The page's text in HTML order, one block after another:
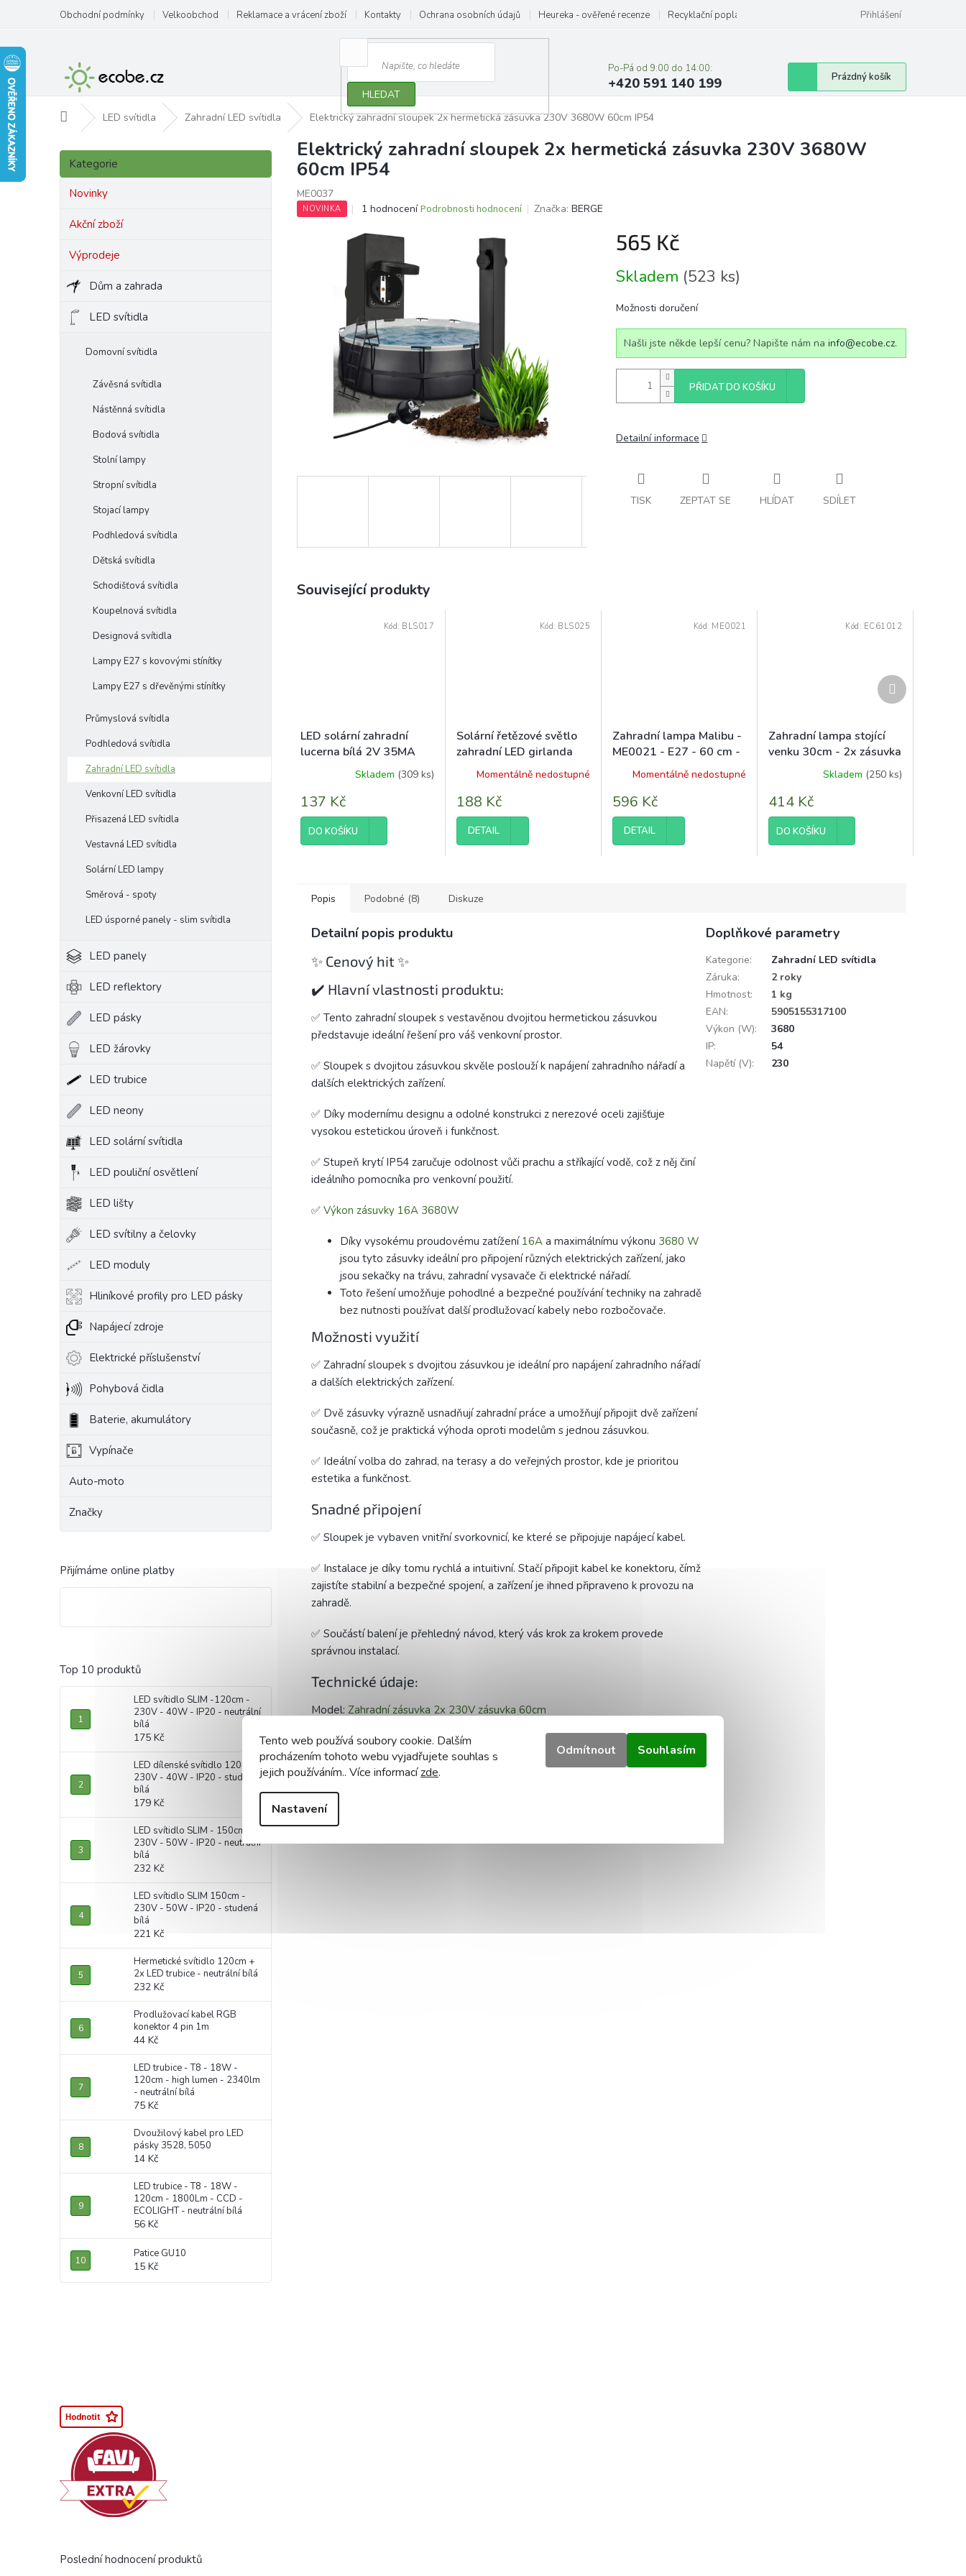
Tento web používá soubory cookie. Dalším
procházením tohoto webu vyjadřujete souhlas s
jejich používáním.. Více informacízde.
Nastavení
Odmítnout Souhlasím
obsah
Obchodní podmínky Velkoobchod Reklamace a vrácení zboží Kontakty Ochrana osobních údajů Heureka - ověřené recenze Recyklační poplatky Přihlášení
HLEDAT
Po-Pá od 9:00 do 14:00:
+420 591 140 199
Nákupní
košík
Prázdný košík
Domů LED svítidla Zahradní LED svítidla Elektrický zahradní sloupek 2x hermetická zásuvka 230V 3680W 60cm IP54
P
s
p
Přeskočit
kategorie
Kategorie
Novinky
Akční zboží
Výprodeje
Dům a zahrada
LED svítidla
Domovní svítidla
Závěsná svítidla
Nástěnná svítidla
Bodová svítidla
Stolní lampy
Stropní svítidla
Stojací lampy
Podhledová svítidla
Dětská svítidla
Schodišťová svítidla
Koupelnová svítidla
Designová svítidla
Lampy E27 s kovovými stínítky
Lampy E27 s dřevěnými stínítky
Průmyslová svítidla
Podhledová svítidla
Zahradní LED svítidla
Venkovní LED svítidla
Přisazená LED svítidla
Vestavná LED svítidla
Solární LED lampy
Směrová - spoty
LED úsporné panely - slim svítidla
LED panely
LED reflektory
LED pásky
LED žárovky
LED trubice
LED neony
LED solární svítidla
LED pouliční osvětlení
LED lišty
LED svítilny a čelovky
LED moduly
Hliníkové profily pro LED pásky
Napájecí zdroje
Elektrické příslušenství
Pohybová čidla
Baterie, akumulátory
Vypínače
Auto-moto
Značky
Přijímáme online platby
Top 10 produktů
LED svítidlo SLIM -120cm -
230V - 40W - IP20 - neutrální
bílá
175 Kč
LED dílenské svítidlo 120cm -
230V - 40W - IP20 - studená
bílá
179 Kč
LED svítidlo SLIM - 150cm -
230V - 50W - IP20 - neutrální
bílá
232 Kč
LED svítidlo SLIM 150cm -
230V - 50W - IP20 - studená
bílá
221 Kč
Hermetické svítidlo 120cm +
2x LED trubice - neutrální bílá
232 Kč
Prodlužovací kabel RGB
konektor 4 pin 1m
44 Kč
LED trubice - T8 - 18W -
120cm - high lumen - 2340lm
- neutrální bílá
75 Kč
Dvoužilový kabel pro LED
pásky 3528, 5050
14 Kč
LED trubice - T8 - 18W -
120cm - 1800Lm - CCD -
ECOLIGHT - neutrální bílá
56 Kč
Patice GU10
15 Kč
Poslední hodnocení produktů
Elektrický zahradní sloupek 2x hermetická zásuvka 230V 3680W
60cm IP54
ME0037
NOVINKA
Průměrné
produktu
5,0
hvězdiček.
1 hodnocení Podrobnosti hodnocení Značka: BERGE
565 Kč
cena:
Skladem (523 ks)
Možnosti doručení
Našli jste někde lepší cenu? Napište nám na info@ecobe.cz.
PŘIDAT DO KOŠÍKU
Detailní informace
TISK ZEPTAT SE HLÍDAT SDÍLET
Související produkty
LED solární zahradní
lucerna bílá 2V 35MA
Skladem (309 ks)
137 Kč
DO KOŠÍKU
Kód: BLS017
Solární řetězové světlo
zahradní LED girlanda
venkovní 5m 10LED IP44
Momentálně nedostupné
188 Kč
DETAIL
Kód: BLS025
Zahradní lampa Malibu -
ME0021 - E27 - 60 cm -
černá - pohybové čidlo
Momentálně nedostupné
596 Kč
DETAIL
Kód: ME0021
Zahradní lampa stojící
venku 30cm - 2x zásuvka
Skladem (250 ks)
414 Kč
DO KOŠÍKU
Kód: EC61012
Další
produkt
Popis Podobné (8) Diskuze
Detailní popis produktu
✨ Cenový hit ✨
✔️ Hlavní vlastnosti produktu:
✅ Tento zahradní sloupek s vestavěnou dvojitou hermetickou zásuvkou
představuje ideální řešení pro váš venkovní prostor.
✅ Sloupek s dvojitou zásuvkou skvěle poslouží k napájení zahradního nářadí a
dalších elektrických zařízení.
✅ Díky modernímu designu a odolné konstrukci z nerezové oceli zajišťuje
vysokou estetickou úroveň i funkčnost.
✅ Stupeň krytí IP54 zaručuje odolnost vůči prachu a stříkající vodě, což z něj činí
ideálního pomocníka pro venkovní použití.
✅ Výkon zásuvky 16A 3680W
Díky vysokému proudovému zatížení 16A a maximálnímu výkonu 3680 W
jsou tyto zásuvky ideální pro připojení různých elektrických zařízení, jako
jsou sekačky na trávu, zahradní vysavače či elektrické nářadí.
Toto řešení umožňuje pohodlné a bezpečné používání techniky na zahradě
bez nutnosti používat další prodlužovací kabely nebo rozbočovače.
Možnosti využití
✅ Zahradní sloupek s dvojitou zásuvkou je ideální pro napájení zahradního nářadí
a dalších elektrických zařízení.
✅ Dvě zásuvky výrazně usnadňují zahradní práce a umožňují připojit dvě zařízení
současně, což je praktická výhoda oproti modelům s jednou zásuvkou.
✅ Ideální volba do zahrad, na terasy a do veřejných prostor, kde je prioritou
estetika a funkčnost.
Snadné připojení
✅ Sloupek je vybaven vnitřní svorkovnicí, ke které se připojuje napájecí kabel.
✅ Instalace je díky tomu rychlá a intuitivní. Stačí připojit kabel ke konektoru, čímž
zajistíte stabilní a bezpečné spojení, a zařízení je ihned připraveno k provozu na
zahradě.
✅ Součástí balení je přehledný návod, který vás krok za krokem provede
správnou instalací.
Technické údaje:
Model: Zahradní zásuvka 2x 230V zásuvka 60cm
Materiál: Nerez
Výstupní napětí:220–240 V 50–60 Hz
Třída těsnosti:
Doplňkové parametry
Kategorie:
Zahradní LED svítidla
Záruka:
2 roky
Hmotnost:
1 kg
EAN:
5905155317100
Výkon (W):
3680
IP:
54
Napětí (V): 230